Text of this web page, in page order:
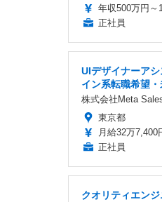
年収500万円～
正社員
UIデザイナーア
イン系転職希望
株式会社Meta
東京都
月給32万7,400
正社員
クオリティエン